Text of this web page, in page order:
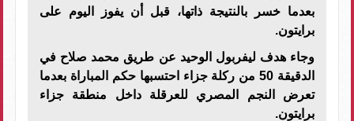
بعدما خسر بالنتيجة ذاتها، قبل أن يفوز اليوم على
برايتون.
وجاء هدف ليفربول الوحيد عن طريق محمد صلاح في
الدقيقة 50 من ركلة جزاء احتسبها حكم المباراة بعدما
تعرض النجم المصري للعرقلة داخل منطقة جزاء
برايتون.